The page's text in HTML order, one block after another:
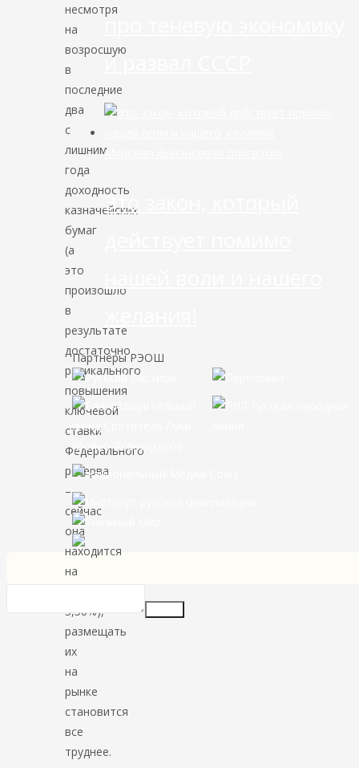
несмотря
на
возросшую
в
последние
два
с
лишним
года
доходность
казначейских
бумаг
(а
это
произошло
в
результате
достаточно
радикального
повышения
ключевой
ставки
Федерального
резерва
–
сейчас
она
находится
на
5,50%),
размещать
их
на
рынке
становится
все
труднее.
про теневую экономику
и развал СССР
Мировая финансовая олигархия
Это закон, который
Партнёры РЭОШ